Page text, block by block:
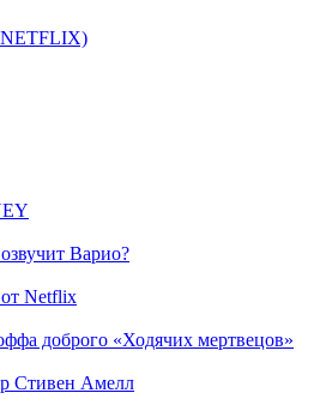
NETFLIX)
Варио?
Netflix
доброго «Ходячих мертвецов»
Стивен Амелл